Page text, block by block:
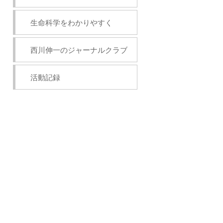
生命科学をわかりやすく
西川伸一のジャーナルクラブ
活動記録